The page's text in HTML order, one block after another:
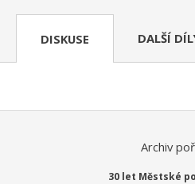
DISKUSE DALŠÍ
Archiv
30 let Městské